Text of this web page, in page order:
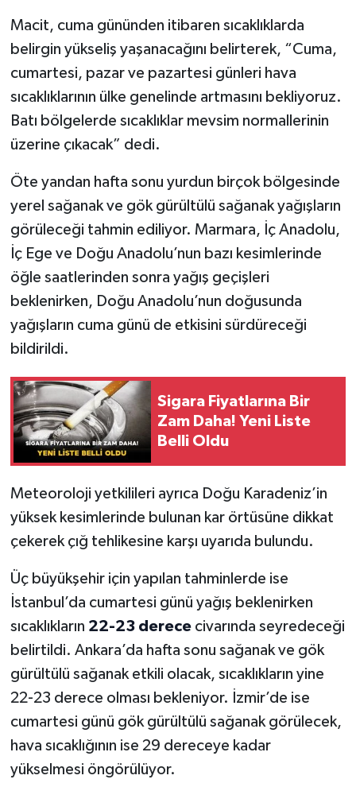
Macit, cuma gününden itibaren sıcaklıklarda
belirgin yükseliş yaşanacağını belirterek, “Cuma,
cumartesi, pazar ve pazartesi günleri hava
sıcaklıklarının ülke genelinde artmasını bekliyoruz.
Batı bölgelerde sıcaklıklar mevsim normallerinin
üzerine çıkacak” dedi.
Öte yandan hafta sonu yurdun birçok bölgesinde
yerel sağanak ve gök gürültülü sağanak yağışların
görüleceği tahmin ediliyor. Marmara, İç Anadolu,
İç Ege ve Doğu Anadolu’nun bazı kesimlerinde
öğle saatlerinden sonra yağış geçişleri
beklenirken, Doğu Anadolu’nun doğusunda
yağışların cuma günü de etkisini sürdüreceği
bildirildi.
Sigara Fiyatlarına Bir
Zam Daha! Yeni Liste
Belli Oldu
Meteoroloji yetkilileri ayrıca Doğu Karadeniz’in
yüksek kesimlerinde bulunan kar örtüsüne dikkat
çekerek çığ tehlikesine karşı uyarıda bulundu.
Üç büyükşehir için yapılan tahminlerde ise
İstanbul’da cumartesi günü yağış beklenirken
sıcaklıkların 22-23 derececivarında seyredeceği
belirtildi. Ankara’da hafta sonu sağanak ve gök
gürültülü sağanak etkili olacak, sıcaklıkların yine
22-23 derece olması bekleniyor. İzmir’de ise
cumartesi günü gök gürültülü sağanak görülecek,
hava sıcaklığının ise 29 dereceye kadar
yükselmesi öngörülüyor.